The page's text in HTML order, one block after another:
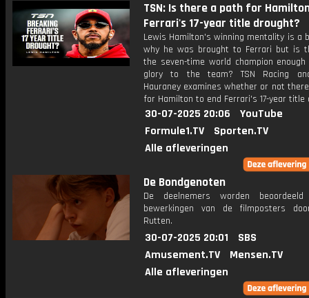
TSN: Is there a path for
Ferrari's 17-year title drought?
Lewis Hamilton's winning mentality is a
why he was brought to Ferrari but is
the seven-time world champion
glory to the team? TSN Racing
Hauraney examines whether or not
for Hamilton to end Ferrari's 17-year title
30-07-2025 20:06
YouTube
Formule1.TV
Sporten.TV
Alle afleveringen
De Bondgenoten
De deelnemers worden
bewerkingen van de filmposters
Rutten.
30-07-2025 20:01
SBS
Amusement.TV
Mensen.TV
Alle afleveringen